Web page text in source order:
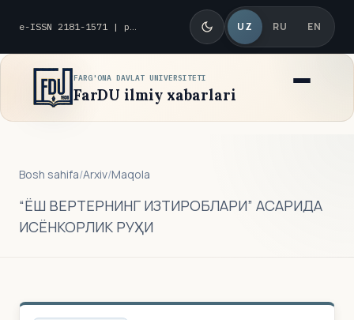
e-ISSN 2181-1571 | p-ISSN 2010-8419 UZ RU EN
FARG'ONA DAVLAT UNIVERSITETI
FarDU ilmiy xabarlari
Bosh sahifa/Arxiv/Maqola
“ЁШ ВЕРТЕРНИНГ ИЗТИРОБЛАРИ” АСАРИДА
ИСЁНКОРЛИК РУҲИ